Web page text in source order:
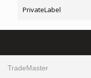
TradeMaster